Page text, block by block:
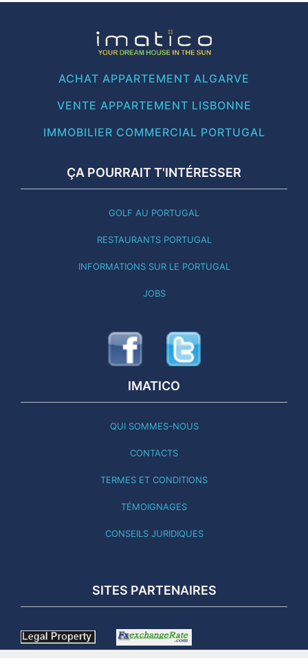
ACHAT APPARTEMENT ALGARVE
VENTE APPARTEMENT LISBONNE
IMMOBILIER COMMERCIAL PORTUGAL
ÇA POURRAIT T'INTÉRESSER
GOLF AU PORTUGAL
RESTAURANTS PORTUGAL
INFORMATIONS SUR LE PORTUGAL
JOBS
IMATICO
QUI SOMMES-NOUS
CONTACTS
TERMES ET CONDITIONS
TÉMOIGNAGES
CONSEILS JURIDIQUES
SITES PARTENAIRES